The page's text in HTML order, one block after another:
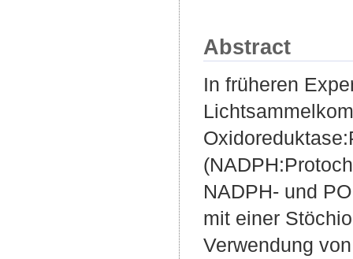
Abstract
In früheren
NADPH- und
mit einer
Verwendung